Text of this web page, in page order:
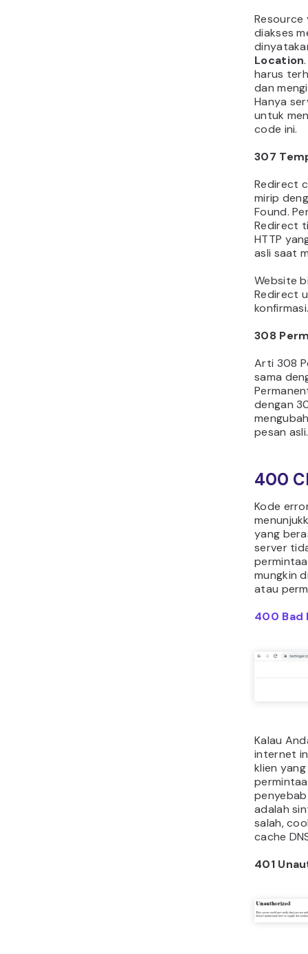
Resource
diakses
Location
harus
dan
Hanya
untuk
code ini.
307
Redirect
mirip
Found.
Redirect
HTTP
asli saat
Website
Redirect
308
Arti 308
sama
dengan
pesan asli.
400
Kode
yang
server
mungkin
atau
400 Bad
Kalau
internet
klien
adalah
salah,
cache
401